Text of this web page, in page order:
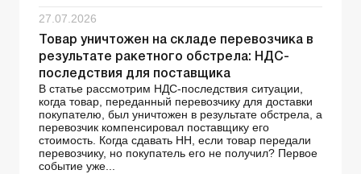
27.07.2026
Товар уничтожен на складе перевозчика в
результате ракетного обстрела: НДС-
последствия для поставщика
В статье рассмотрим НДС-последствия ситуации,
когда товар, переданный перевозчику для доставки
покупателю, был уничтожен в результате обстрела, а
перевозчик компенсировал поставщику его
стоимость. Когда сдавать НН, если товар передали
перевозчику, но покупатель его не получил? Первое
событие уже...